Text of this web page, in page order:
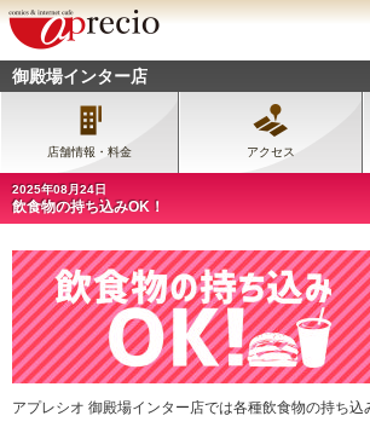
御殿場インター店
店舗情報・料金 アクセス
2025年08月24日
飲食物の持ち込みOK！
アプレシオ 御殿場インター店では各種飲食物の持ち込